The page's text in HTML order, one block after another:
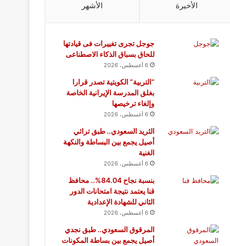
الأخيرة الأشهر
جوجل تجرى تغييرات فى قيادتها
للحاق بسباق الذكاء الاصطناعى
6 أغسطس، 2026
“التربية” الكويتية تصدر قرارا
بغلق المدرسة الإيرانية الخاصة
وإلغاء ترخيصها
6 أغسطس، 2026
الثريد السعودي.. طبق تراثي
أصيل يجمع بين البساطة والنكهة
الغنية
6 أغسطس، 2026
بنسبة نجاح 84.04%.. محافظ
قنا يعتمد نتيجة امتحانات الدور
الثاني للشهادة الإعدادية
6 أغسطس، 2026
المرقوق السعودي.. طبق نجدي
أصيل يجمع بين بساطة المكونات